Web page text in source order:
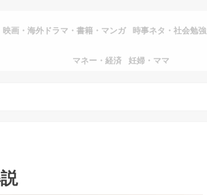
映画・海外ドラマ・書籍・マンガ 時事ネタ・社会勉強
マネー・経済 妊婦・ママ